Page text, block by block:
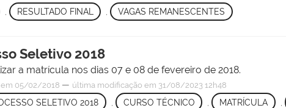
RESULTADO FINAL , VAGAS REMANESCENTES
Seletivo 2018
a matrícula nos dias 07 e 08 de fevereiro de 2018.
em 05/02/2018 — última modificação em 31/08/2023 12h48
SELETIVO 2018 CURSO TÉCNICO , MATRÍCULA ,